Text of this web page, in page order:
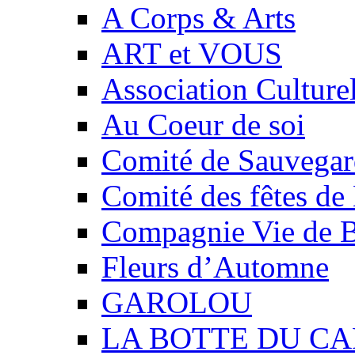
A Corps & Arts
ART et VOUS
Association
Au Coeur de soi
Comité de
Comité des fêtes
Compagnie Vie de
Fleurs d’Automne
GAROLOU
LA BOTTE DU